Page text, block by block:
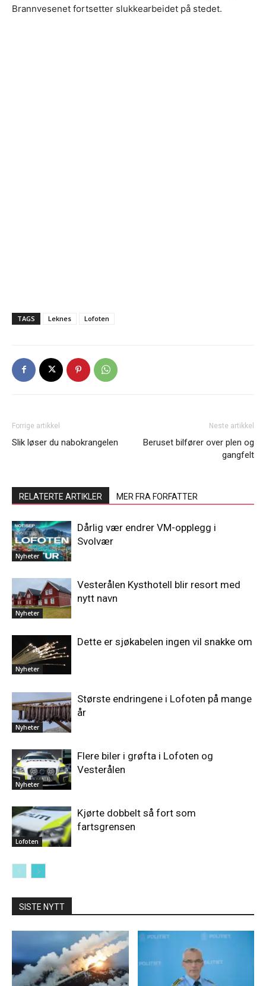
Brannvesenet fortsetter slukkearbeidet på stedet.
TAGS Leknes Lofoten
Forrige artikkel
Slik løser du nabokrangelen
Neste artikkel
Beruset bilfører over plen og
gangfelt
RELATERTE ARTIKLER MER FRA FORFATTER
Nyheter
Dårlig vær endrer VM-opplegg i
Svolvær
Nyheter
Vesterålen Kysthotell blir resort med
nytt navn
Nyheter
Dette er sjøkabelen ingen vil snakke om
Nyheter
Største endringene i Lofoten på mange
år
Nyheter
Flere biler i grøfta i Lofoten og
Vesterålen
Lofoten
Kjørte dobbelt så fort som
fartsgrensen
SISTE NYTT